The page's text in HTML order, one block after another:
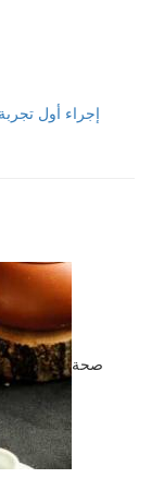
إجراء أول
صحة